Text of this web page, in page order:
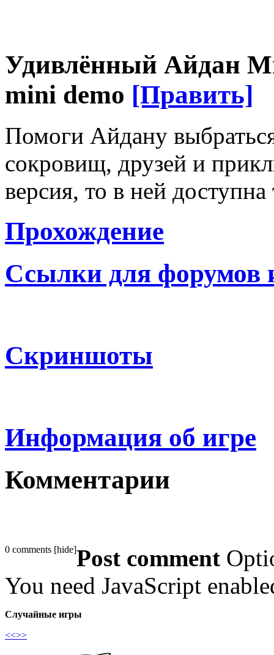
Удивлённый Айдан
mini demo [Править]
Помоги Айдану
сокровищ, друзей и
версия, то в ней
Прохождение
Ссылки для форумов
Скриншоты
Информация об игре
Комментарии
0 comments [hide]Post comment
You need JavaScript
Случайные игры
<<>>